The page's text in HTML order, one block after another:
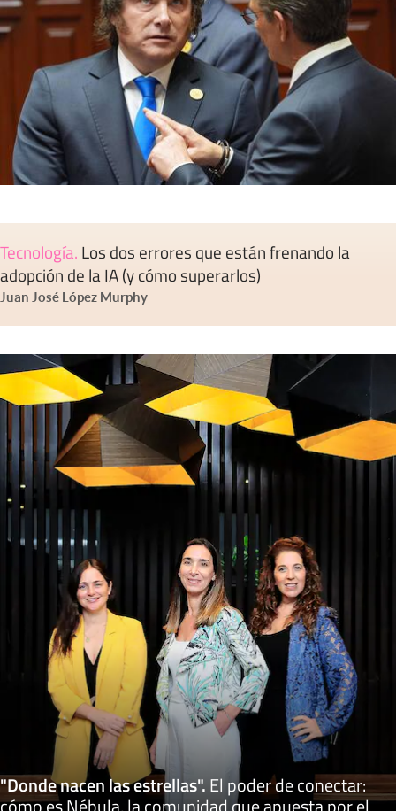
Tecnología. Los dos errores que están frenando la
adopción de la IA (y cómo superarlos)
Juan José López Murphy
"Donde nacen las estrellas".El poder de conectar: